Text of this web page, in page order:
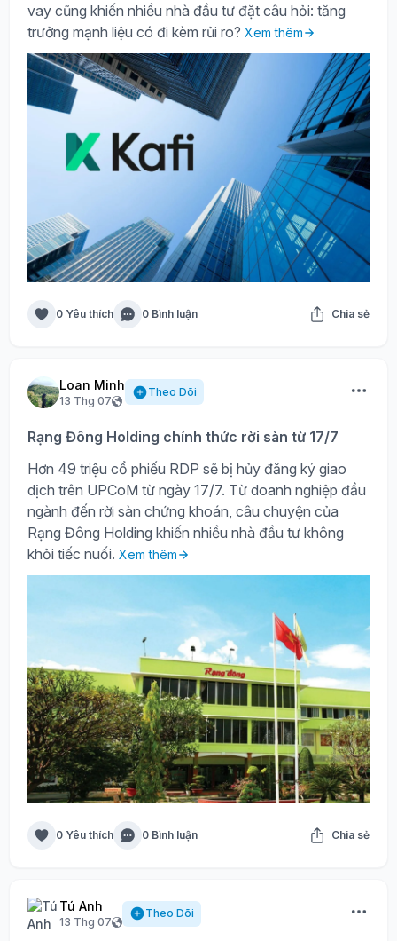
vay cũng khiến nhiều nhà đầu tư đặt câu hỏi: tăng
trưởng mạnh liệu có đi kèm rủi ro? Xem thêm
0 Yêu thích 0 Bình luận Chia sẻ
Loan Minh
13 Thg 07
Theo Dõi
Rạng Đông Holding chính thức rời sàn từ 17/7
Hơn 49 triệu cổ phiếu RDP sẽ bị hủy đăng ký giao
dịch trên UPCoM từ ngày 17/7. Từ doanh nghiệp đầu
ngành đến rời sàn chứng khoán, câu chuyện của
Rạng Đông Holding khiến nhiều nhà đầu tư không
khỏi tiếc nuối. Xem thêm
0 Yêu thích 0 Bình luận Chia sẻ
Tú Anh
13 Thg 07
Theo Dõi